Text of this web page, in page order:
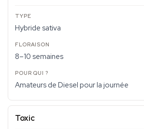
Hybride sativa
8–10 semaines
Amateurs de Diesel pour la journée
Toxic